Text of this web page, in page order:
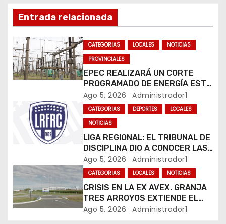
ó
n
d
e
r
a
d
Entrada relacionada
CATEGORIAS LOCALES
NOTICIAS
PROVINCIALES
EPEC REALIZARÁ UN CORTE
PROGRAMADO DE ENERGÍA ESTE
JUEVES EN RÍO CUARTO
Ago 5, 2026 Administrador1
CATEGORIAS DEPORTES
LOCALES
NOTICIAS
LIGA REGIONAL: EL TRIBUNAL DE
DISCIPLINA DIO A CONOCER LAS
SANCIONES DEL BOLETÍN
OFICIAL N.º 24
Ago 5, 2026 Administrador1
CATEGORIAS LOCALES NOTICIAS
CRISIS EN LA EX AVEX. GRANJA
TRES ARROYOS EXTIENDE EL
CIERRE DE LA PLANTA DE AVEX
Ago 5, 2026 Administrador1